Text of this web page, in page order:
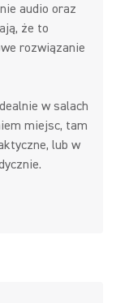
audio oraz
że to
rozwiązanie
w salach
miejsc, tam
lub w